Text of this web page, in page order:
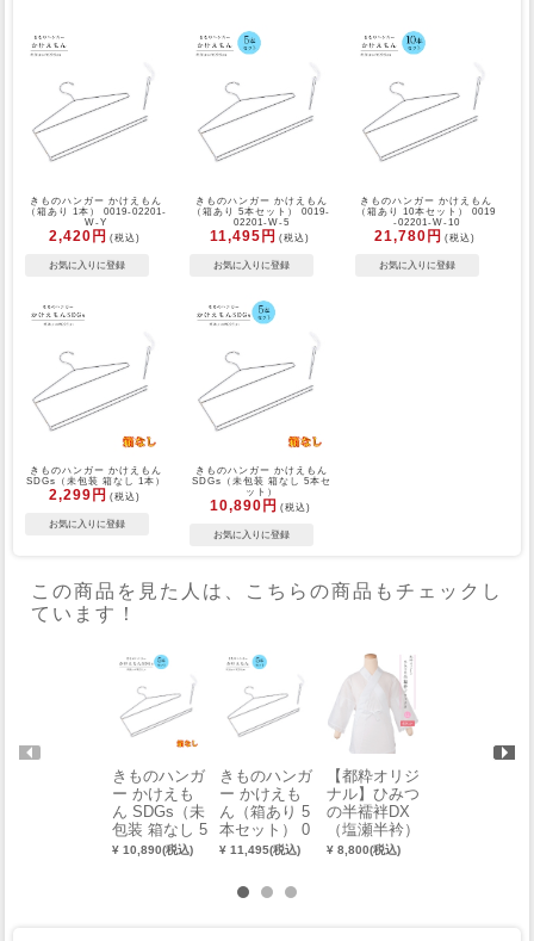
きものハンガー かけえもん
（箱あり 1本） 0019-02201-
W-Y
2,420円 (税込)
きものハンガー かけえもん
（箱あり 5本セット） 0019-
02201-W-5
11,495円 (税込)
きものハンガー かけえもん
（箱あり 10本セット） 0019
-02201-W-10
21,780円 (税込)
きものハンガー かけえもん
SDGs（未包装 箱なし 1本）
2,299円 (税込)
きものハンガー かけえもん
SDGs（未包装 箱なし 5本セ
ット）
10,890円 (税込)
この商品を見た人は、こちらの商品もチェックし
ています！
きものハンガ
ー かけえも
ん SDGs（未
包装 箱なし 5
本セット）
¥ 10,890(税込)
きものハンガ
ー かけえも
ん（箱あり 5
本セット） 0
019-02201-W-
¥ 11,495(税込)
【都粋オリジ
ナル】ひみつ
の半襦袢DX
（塩瀬半衿）
（LL）
¥ 8,800(税込)